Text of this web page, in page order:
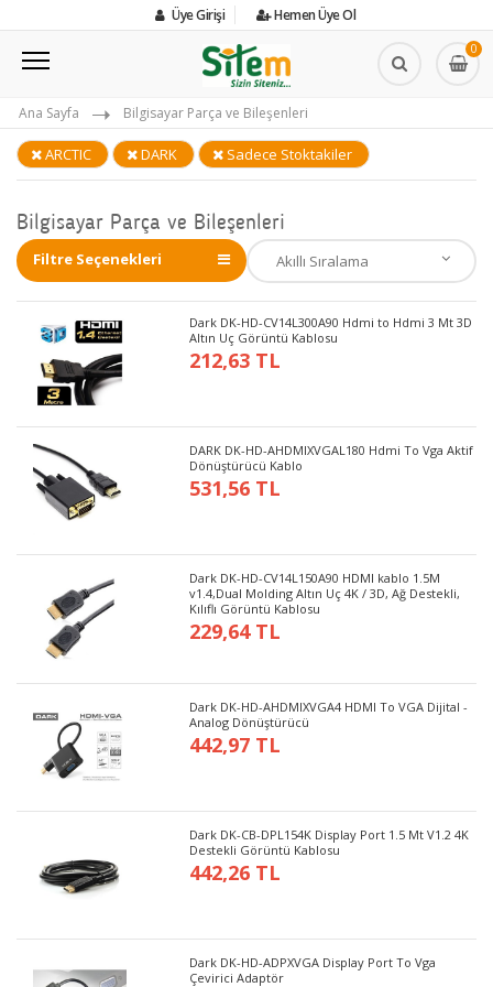
Üye Girişi Hemen Üye Ol
0
Ana Sayfa Bilgisayar Parça ve Bileşenleri
ARCTIC DARK Sadece Stoktakiler
Bilgisayar Parça ve Bileşenleri
Filtre Seçenekleri
Dark DK-HD-CV14L300A90 Hdmi to Hdmi 3 Mt 3D
Altın Uç Görüntü Kablosu
212,63 TL
DARK DK-HD-AHDMIXVGAL180 Hdmi To Vga Aktif
Dönüştürücü Kablo
531,56 TL
Dark DK-HD-CV14L150A90 HDMI kablo 1.5M
v1.4,Dual Molding Altın Uç 4K / 3D, Ağ Destekli,
Kılıflı Görüntü Kablosu
229,64 TL
Dark DK-HD-AHDMIXVGA4 HDMI To VGA Dijital -
Analog Dönüştürücü
442,97 TL
Dark DK-CB-DPL154K Display Port 1.5 Mt V1.2 4K
Destekli Görüntü Kablosu
442,26 TL
Dark DK-HD-ADPXVGA Display Port To Vga
Çevirici Adaptör